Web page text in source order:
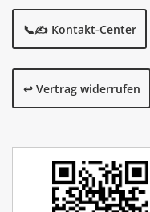
📞✍️ Kontakt-Center
↩️ Vertrag widerrufen